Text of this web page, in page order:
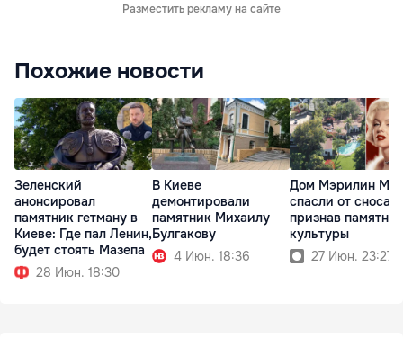
Разместить рекламу на сайте
Похожие новости
Зеленский
анонсировал
памятник гетману в
Киеве: Где пал Ленин,
будет стоять Мазепа
28 Июн. 18:30
В Киеве
демонтировали
памятник Михаилу
Булгакову
4 Июн. 18:36
Дом Мэрилин
спасли от сноса,
признав
культуры
27 Июн. 23:27